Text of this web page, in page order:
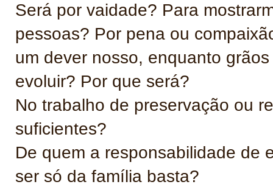
Será por vaidade? Para
pessoas? Por pena ou
um dever nosso, enquanto
evoluir? Por que será?
No trabalho de preservação ou
suficientes?
De quem a responsabilidade de
ser só da família basta?